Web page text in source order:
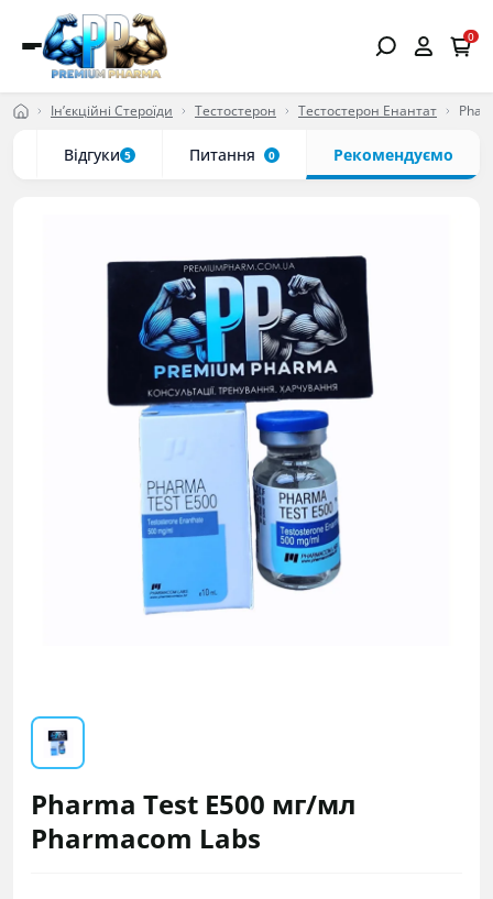
0
Ін’єкційні Стероїди Тестостерон Тестостерон Енантат
Відгуки 5 Питання 0 Рекомендуємо
Pharma Test E500 мг/мл
Pharmacom Labs